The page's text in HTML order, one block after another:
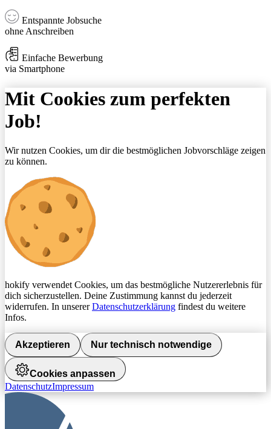
Entspannte Jobsuche
ohne Anschreiben
Einfache Bewerbung
via Smartphone
Mit Cookies zum perfekten
Job!
Wir nutzen Cookies, um dir die bestmöglichen Jobvorschläge zeigen
zu können.
hokify verwendet Cookies, um das bestmögliche Nutzererlebnis für
dich sicherzustellen. Deine Zustimmung kannst du jederzeit
widerrufen. In unsererDatenschutzerklärung findest du weitere
Infos.
Akzeptieren Nur technisch notwendige
Cookies anpassen
DatenschutzImpressum